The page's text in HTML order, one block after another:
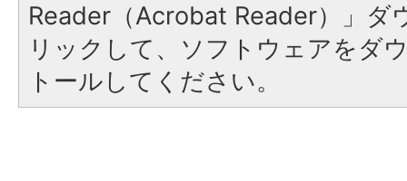
Reader（Acrobat Reader）」ダ
リックして、ソフトウェアをダ
トールしてください。